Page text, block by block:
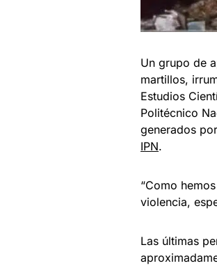
Un grupo de
martillos,
Estudios
Politécnico
generados
IPN.
“Como
violencia,
Las últimas